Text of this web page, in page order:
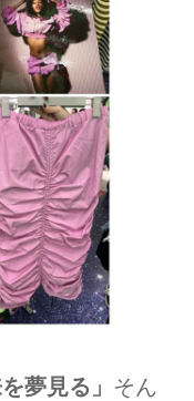
夢見る」 そん